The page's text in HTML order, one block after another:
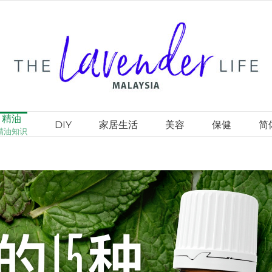
精油
油知识
DIY 家居生活 美容 保健 简